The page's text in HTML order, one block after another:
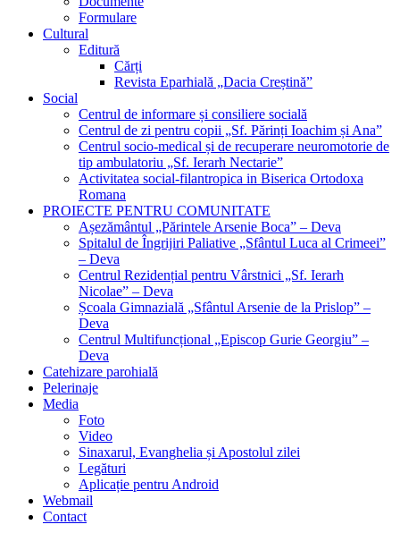
Formulare
Cultural
Editură
Cărți
Revista Eparhială „Dacia Creștină”
Social
Centrul de informare și consiliere socială
Centrul de zi pentru copii „Sf. Părinți Ioachim și Ana”
Centrul socio-medical și de recuperare neuromotorie de
tip ambulatoriu „Sf. Ierarh Nectarie”
Activitatea social-filantropica in Biserica Ortodoxa
Romana
PROIECTE PENTRU COMUNITATE
Așezământul „Părintele Arsenie Boca” – Deva
Spitalul de Îngrijiri Paliative „Sfântul Luca al Crimeei”
– Deva
Centrul Rezidențial pentru Vârstnici „Sf. Ierarh
Nicolae” – Deva
Școala Gimnazială „Sfântul Arsenie de la Prislop” –
Deva
Centrul Multifuncțional „Episcop Gurie Georgiu” –
Deva
Catehizare parohială
Pelerinaje
Media
Foto
Video
Sinaxarul, Evanghelia și Apostolul zilei
Legături
Aplicație pentru Android
Webmail
Contact